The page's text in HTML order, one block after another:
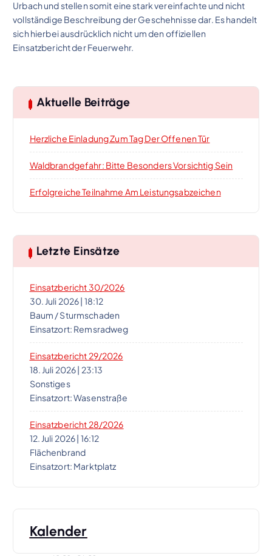
Urbach und stellen somit eine stark vereinfachte und nicht
vollständige Beschreibung der Geschehnisse dar. Es handelt
sich hierbei ausdrücklich nicht um den offiziellen
Einsatzbericht der Feuerwehr.
Aktuelle Beiträge
Herzliche Einladung Zum Tag Der Offenen Tür
Waldbrandgefahr: Bitte Besonders Vorsichtig Sein
Erfolgreiche Teilnahme Am Leistungsabzeichen
Letzte Einsätze
Einsatzbericht 30/2026
30. Juli 2026| 18:12
Baum / Sturmschaden
Einsatzort: Remsradweg
Einsatzbericht 29/2026
18. Juli 2026| 23:13
Sonstiges
Einsatzort: Wasenstraße
Einsatzbericht 28/2026
12. Juli 2026| 16:12
Flächenbrand
Einsatzort: Marktplatz
Kalender